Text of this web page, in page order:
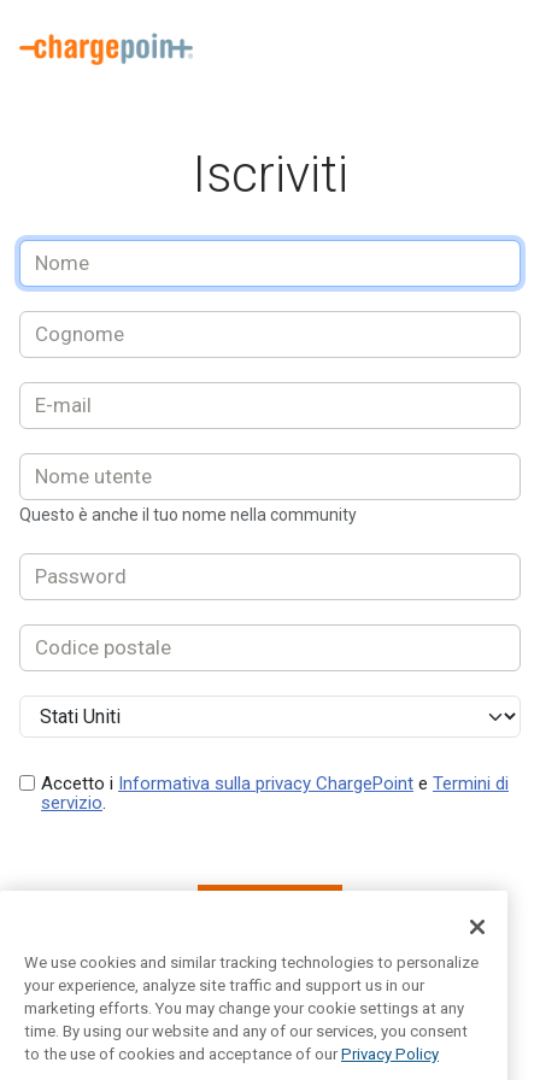
Iscriviti
Questo è anche il tuo nome nella community
Accetto i Informativa sulla privacy ChargePoint e Termini di
servizio.
Hai già un account?Login
We use cookies and similar tracking technologies to personalize
your experience, analyze site traffic and support us in our
marketing efforts. You may change your cookie settings at any
time. By using our website and any of our services, you consent
to the use of cookies and acceptance of ourPrivacy Policy